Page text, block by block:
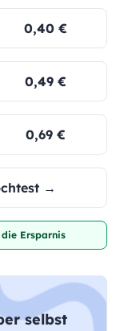
0,40 €
0,49 €
0,69 €
→
Ersparnis
selbst